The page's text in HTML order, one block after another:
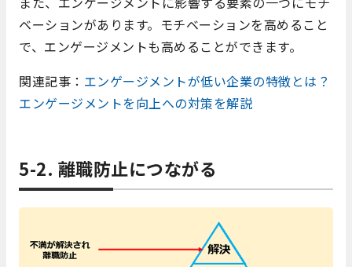
ベーションがあります。モチベーションを高めること
で、エンゲージメントも高めることができます。
関連記事： エンゲージメントが低い企業の特徴とは？
エンゲージメントを向上への対策を解説
5-2. 離職防止につながる